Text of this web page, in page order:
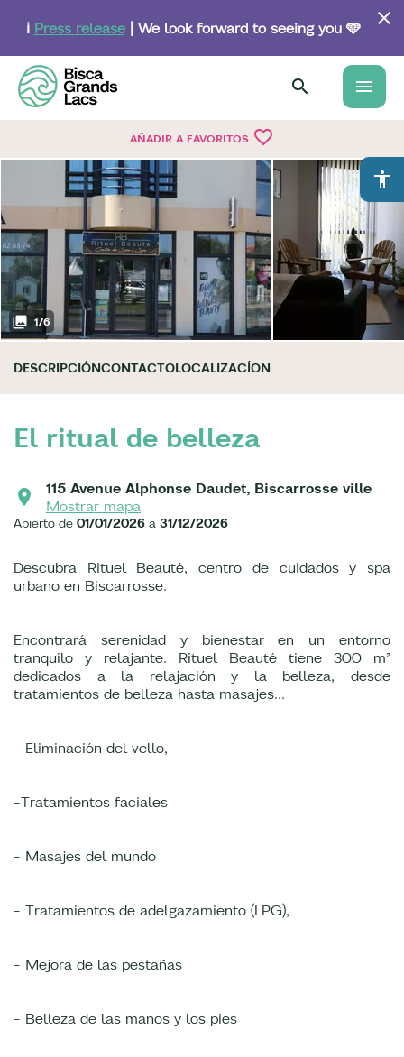
content
ℹ️ Press release| We look forward to seeing you 🩵
menu
AÑADIR A FAVORITOS favorite_border
accessibility
1/6
DESCRIPCIÓNCONTACTOLOCALIZACÍON
El ritual de belleza
115 Avenue Alphonse Daudet, Biscarrosse ville
Mostrar mapa
Abierto de 01/01/2026 a 31/12/2026
Descubra Rituel Beauté, centro de cuidados y spa
urbano en Biscarrosse.
Encontrará serenidad y bienestar en un entorno
tranquilo y relajante. Rituel Beauté tiene 300 m²
dedicados a la relajación y la belleza, desde
tratamientos de belleza hasta masajes...
- Eliminación del vello,
-Tratamientos faciales
- Masajes del mundo
- Tratamientos de adelgazamiento (LPG),
- Mejora de las pestañas
- Belleza de las manos y los pies